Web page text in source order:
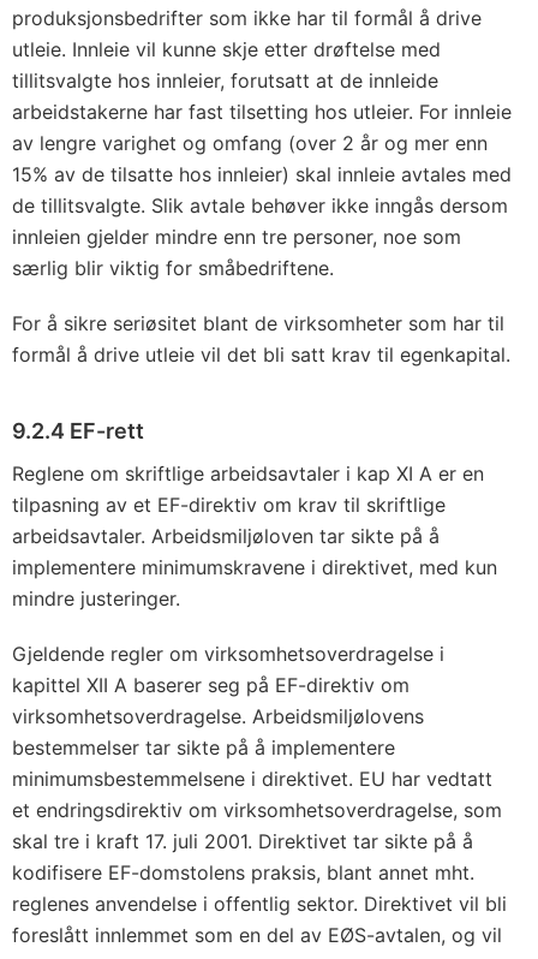
produksjonsbedrifter som ikke har til formål å drive
utleie. Innleie vil kunne skje etter drøftelse med
tillitsvalgte hos innleier, forutsatt at de innleide
arbeidstakerne har fast tilsetting hos utleier. For innleie
av lengre varighet og omfang (over 2 år og mer enn
15% av de tilsatte hos innleier) skal innleie avtales med
de tillitsvalgte. Slik avtale behøver ikke inngås dersom
innleien gjelder mindre enn tre personer, noe som
særlig blir viktig for småbedriftene.
For å sikre seriøsitet blant de virksomheter som har til
formål å drive utleie vil det bli satt krav til egenkapital.
9.2.4 EF-rett
Reglene om skriftlige arbeidsavtaler i kap XI A er en
tilpasning av et EF-direktiv om krav til skriftlige
arbeidsavtaler. Arbeidsmiljøloven tar sikte på å
implementere minimumskravene i direktivet, med kun
mindre justeringer.
Gjeldende regler om virksomhetsoverdragelse i
kapittel XII A baserer seg på EF-direktiv om
virksomhetsoverdragelse. Arbeidsmiljølovens
bestemmelser tar sikte på å implementere
minimumsbestemmelsene i direktivet. EU har vedtatt
et endringsdirektiv om virksomhetsoverdragelse, som
skal tre i kraft 17. juli 2001. Direktivet tar sikte på å
kodifisere EF-domstolens praksis, blant annet mht.
reglenes anvendelse i offentlig sektor. Direktivet vil bli
foreslått innlemmet som en del av EØS-avtalen, og vil